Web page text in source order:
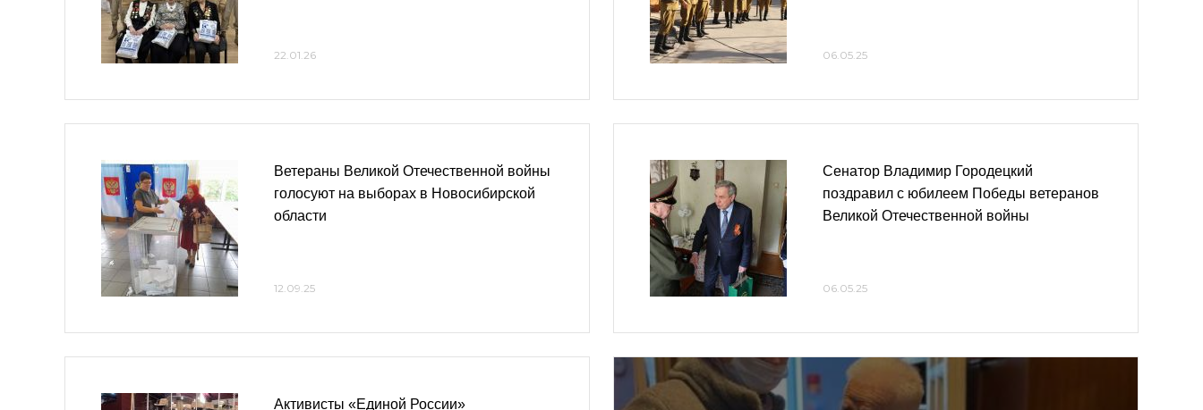
22.01.26
Ветераны Великой Отечественной войны
голосуют на выборах в Новосибирской
области
12.09.25
06.05.25
Сенатор Владимир Городецкий
поздравил с юбилеем Победы ветеранов
Великой Отечественной войны
06.05.25
Активисты «Единой России»